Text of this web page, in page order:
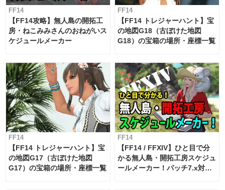
FF14
【FF14攻略】無人島の開拓工
房・ねこみみさんのおねがいス
ケジュールメーカー
FF14
【FF14 トレジャーハント】宝
の地図G18（古ぼけた地図
G18）の宝箱の場所・座標一覧
FF14
【FF14 トレジャーハント】宝
の地図G17（古ぼけた地図
G17）の宝箱の場所・座標一覧
FF14
【FF14 / FFXIV】ひと目で分
かる無人島・開拓工房スケジュ
ールメーカー！パッチ7.x対応